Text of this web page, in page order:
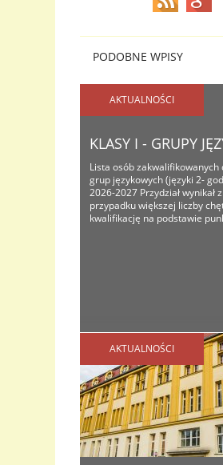
PODOBNE WPISY
AKTUALNOŚCI
KLASY I - GRUPY
Lista osób zakwalifikowanych
grup językowych (języki 2-
2026-2027 Przydział wynikał
przypadku większej liczby
kwalifikację na podstawie
AKTUALNOŚCI